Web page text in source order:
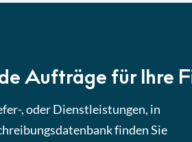
Aufträge für Ihre
, oder Dienstleistungen, in
finden Sie